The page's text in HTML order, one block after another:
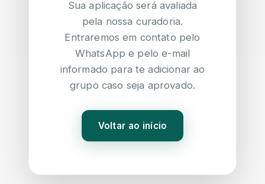
Sua aplicação será avaliada
pela nossa curadoria.
Entraremos em contato pelo
WhatsApp e pelo e-mail
informado para te adicionar ao
grupo caso seja aprovado.
Voltar ao início